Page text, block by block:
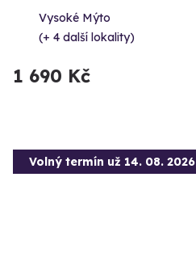
Vysoké Mýto
(+ 4 další lokality)
1 690 Kč
Volný termín už 14. 08. 2026